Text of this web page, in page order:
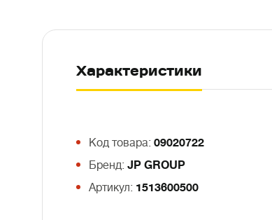
Характеристики
Код товара: 09020722
Бренд: JP GROUP
Артикул: 1513600500